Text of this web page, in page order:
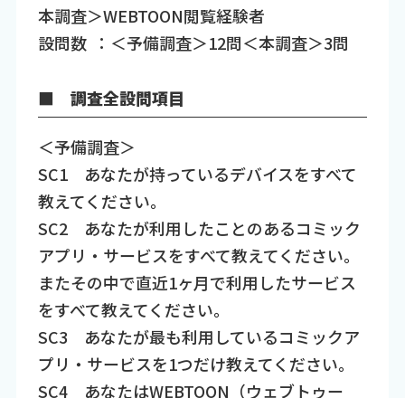
本調査＞WEBTOON閲覧経験者
設問数 ：＜予備調査＞12問＜本調査＞3問
■ 調査全設問項目
＜予備調査＞
SC1 あなたが持っているデバイスをすべて
教えてください。
SC2 あなたが利用したことのあるコミック
アプリ・サービスをすべて教えてください。
またその中で直近1ヶ月で利用したサービス
をすべて教えてください。
SC3 あなたが最も利用しているコミックア
プリ・サービスを1つだけ教えてください。
SC4 あなたはWEBTOON（ウェブトゥー